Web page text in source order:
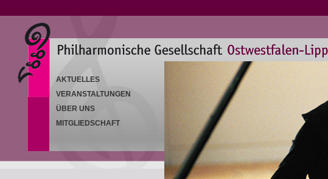
AKTUELLES
VERANSTALTUNGEN
ÜBER UNS
MITGLIEDSCHAFT